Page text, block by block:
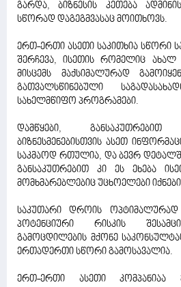
გარდა, ბიზნესის კეთება
სწორად დაგეგმვასაც მოითხოვს.
ერთ-ერთი ასეთი საკითხია სწორი
შერჩევა, ისეთის რომელიც ახალ
მისცემს მაქსიმალურად
გათვალსწინებული
სახელმწიფო პროგრამები.
დამწყები,
ბიზნესმენებისთვის ასეთ
საკმაოდ რთულია, და ბევრ
განსაკუთრებით კი ეს ეხება
მომხმარებლებიც უცხოელები
საკუთარი დროის ოპტიმალურად
პოტენციური რისკის
გამოცდილების მქონე
ერთადერთი სწორი გამოსავალია.
ერთ-ერთი ასეთი კომპანიაა